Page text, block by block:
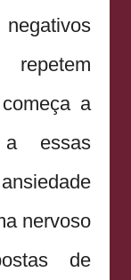
a
a essas
nervoso
de